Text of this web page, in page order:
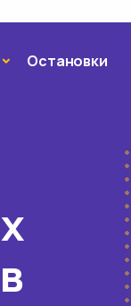
Остановки